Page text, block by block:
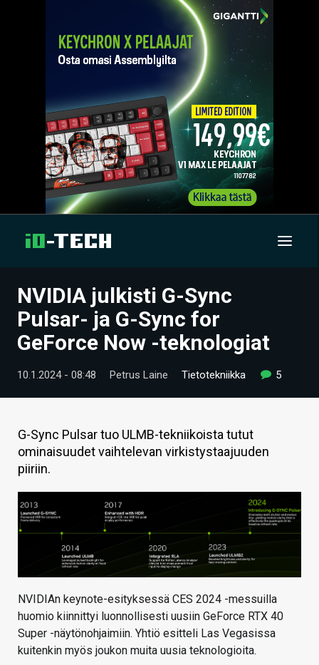
UUTISET
ARTIKKELIT
VIDEOT
TECHBBS
TIETOA
HINTA.FI
VAIHDA TEEMA
NVIDIA julkisti G-Sync
Pulsar- ja G-Sync for
GeForce Now -teknologiat
10.1.2024 - 08:48 Petrus Laine Tietotekniikka 5
G-Sync Pulsar tuo ULMB-tekniikoista tutut
ominaisuudet vaihtelevan virkistystaajuuden
piiriin.
NVIDIAn keynote-esityksessä CES 2024 -messuilla
huomio kiinnittyi luonnollisesti uusiin GeForce RTX 40
Super -näytönohjaimiin. Yhtiö esitteli Las Vegasissa
kuitenkin myös joukon muita uusia teknologioita.